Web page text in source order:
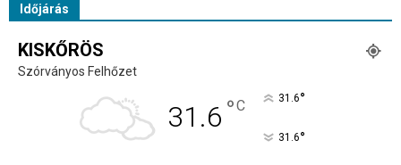
Időjárás
KISKŐRÖS
Szórványos Felhőzet
31.6 °C 31.6°
31.6°